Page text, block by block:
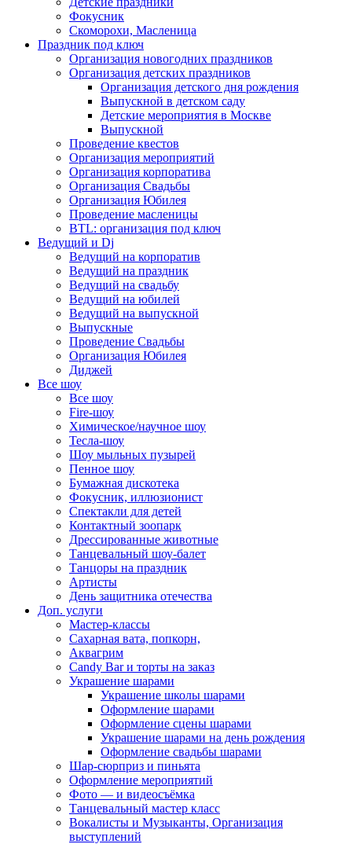
Фокусник
Скоморохи, Масленица
Праздник под ключ
Организация новогодних праздников
Организация детских праздников
Организация детского дня рождения
Выпускной в детском саду
Детские мероприятия в Москве
Выпускной
Проведение квестов
Организация мероприятий
Организация корпоратива
Организация Свадьбы
Организация Юбилея
Проведение масленицы
BTL: организация под ключ
Ведущий и Dj
Ведущий на корпоратив
Ведущий на праздник
Ведущий на свадьбу
Ведущий на юбилей
Ведущий на выпускной
Выпускные
Проведение Свадьбы
Организация Юбилея
Диджей
Все шоу
Все шоу
Fire-шоу
Химическое/научное шоу
Тесла-шоу
Шоу мыльных пузырей
Пенное шоу
Бумажная дискотека
Фокусник, иллюзионист
Спектакли для детей
Контактный зоопарк
Дрессированные животные
Танцевальный шоу-балет
Танцоры на праздник
Артисты
День защитника отечества
Доп. услуги
Мастер-классы
Сахарная вата, попкорн,
Аквагрим
Candy Bar и торты на заказ
Украшение шарами
Украшение школы шарами
Оформление шарами
Оформление сцены шарами
Украшение шарами на день рождения
Оформление свадьбы шарами
Шар-сюрприз и пиньята
Оформление мероприятий
Фото — и видеосъёмка
Танцевальный мастер класс
Вокалисты и Музыканты, Организация
выступлений